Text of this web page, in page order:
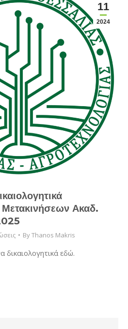
11
2024
Ακαδ.
ByThanos Makris
δικαιολογητικά εδώ.